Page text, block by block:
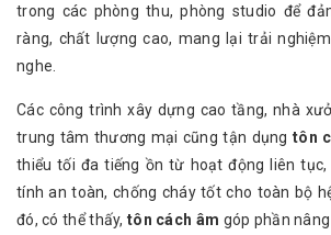
trong các phòng thu, phòng studio để
ràng, chất lượng cao, mang lại trải
nghe.
Các công trình xây dựng cao tầng, nhà
trung tâm thương mại cũng tận dụngtôn
thiểu tối đa tiếng ồn từ hoạt động liên
tính an toàn, chống cháy tốt cho toàn bộ
đó, có thể thấy,tôn cách âm góp phần